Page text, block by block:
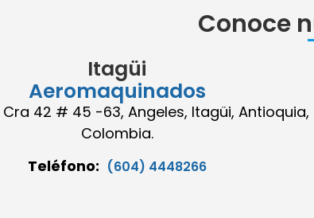
Conoce
Itagüi
Aeromaquinados
Cra 42 # 45 -63, Angeles, Itagüi, Antioquia,
Colombia.
Teléfono: (604) 4448266